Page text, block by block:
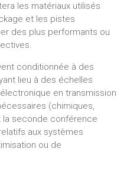
les matériaux utilisés
et les pistes
des plus performants ou
conditionnée à des
lieu à des échelles
en transmission
(chimiques,
seconde conférence
aux systèmes
ou de